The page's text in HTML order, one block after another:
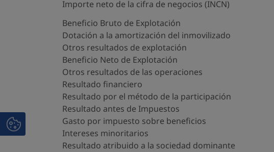
Importe neto de la cifra de negocios (INCN)
Beneficio Bruto de Explotación
Dotación a la amortización del inmovilizado
Otros resultados de explotación
Beneficio Neto de Explotación
Otros resultados de las operaciones
Resultado financiero
Resultado por el método de la participación
Resultado antes de Impuestos
Gasto por impuesto sobre beneficios
Intereses minoritarios
Resultado atribuido a la sociedad dominante